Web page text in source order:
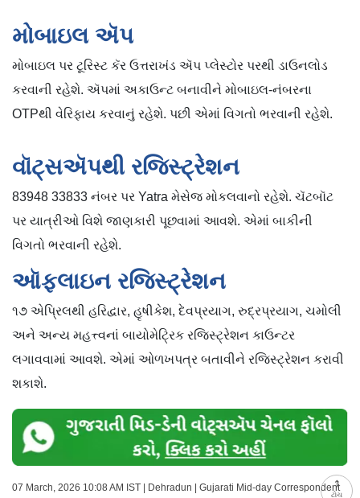
ટોચ
મોબાઇલ ઍપ
મોબાઇલ પર ટૂરિસ્ટ કૅર ઉત્તરાખંડ ઍપ પ્લેસ્ટોર પરથી ડાઉનલોડ
કરવાની રહેશે. ઍપમાં અકાઉન્ટ બનાવીને મોબાઇલ-નંબરના
OTPથી વેરિફાય કરવાનું રહેશે. પછી એમાં વિગતો ભરવાની રહેશે.
વૉટ્સઍપથી રજિસ્ટ્રેશન
83948 33833 નંબર પર Yatra મેસેજ મોકલવાનો રહેશે. ચૅટબૉટ
પર યાત્રીઓ વિશે જાણકારી પૂછવામાં આવશે. એમાં બાકીની
વિગતો ભરવાની રહેશે.
આ‍ૅફલાઇન રજિસ્ટ્રેશન
૧૭ એપ્રિલથી હરિદ્વાર, હૃષીકેશ, દેવપ્રયાગ, રુદ્રપ્રયાગ, ચમોલી
અને અન્ય મહત્ત્વનાં બાયોમેટ્રિક રજિસ્ટ્રેશન કાઉન્ટર
લગાવવામાં આવશે. એમાં ઓળખપત્ર બતાવીને રજિસ્ટ્રેશન કરાવી
શકાશે.
07 March, 2026 10:08 AM IST | Dehradun | Gujarati Mid-day Correspondent